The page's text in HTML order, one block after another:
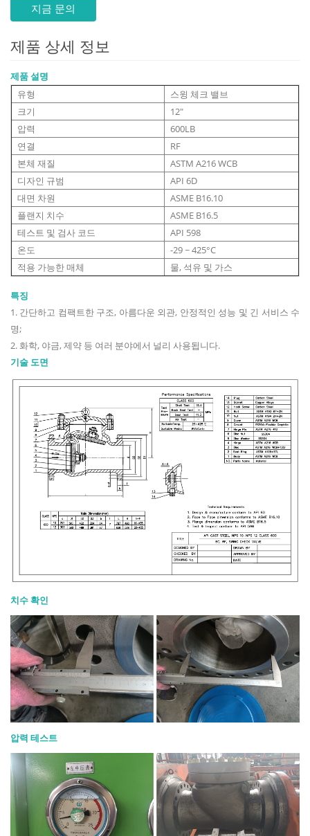
지금 문의
제품 상세 정보
제품 설명
유형
스윙 체크 밸브
크기
12"
압력
600LB
연결
RF
본체 재질
ASTM A216 WCB
디자인 규범
API 6D
대면 차원
ASME B16.10
플랜지 치수
ASME B16.5
테스트 및 검사 코드
API 598
온도
-29 ~ 425°C
적용 가능한 매체
물, 석유 및 가스
특징
1. 간단하고 컴팩트한 구조, 아름다운 외관, 안정적인 성능 및 긴 서비스 수
명;
2. 화학, 야금, 제약 등 여러 분야에서 널리 사용됩니다.
기술 도면
치수 확인
압력 테스트